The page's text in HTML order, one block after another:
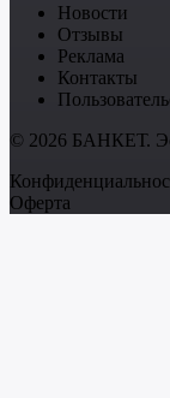
Новости
Отзывы
Реклама
Контакты
© 2026 БАНКЕТ.
Оферта